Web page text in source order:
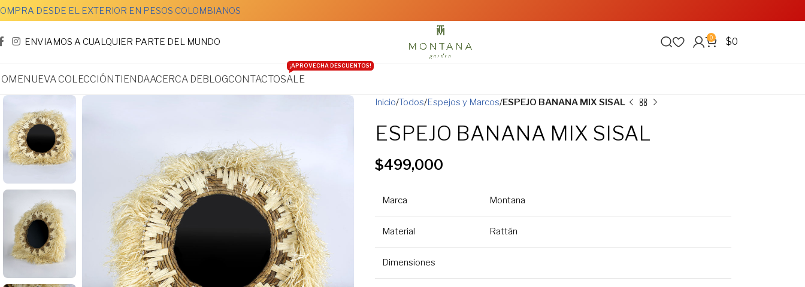
DESDE EL EXTERIOR EN PESOS COLOMBIANOS
ENVIAMOS A CUALQUIER PARTE DEL MUNDO 0 $0
NUEVA COLECCIÓNTIENDAACERCA DEBLOGCONTACTOSALE
¡APROVECHA DESCUENTOS!
Inicio Todos Espejos y Marcos ESPEJO BANANA MIX SISAL
ESPEJO BANANA MIX SISAL
$499,000
Marca Montana
Material Rattán
Dimensiones